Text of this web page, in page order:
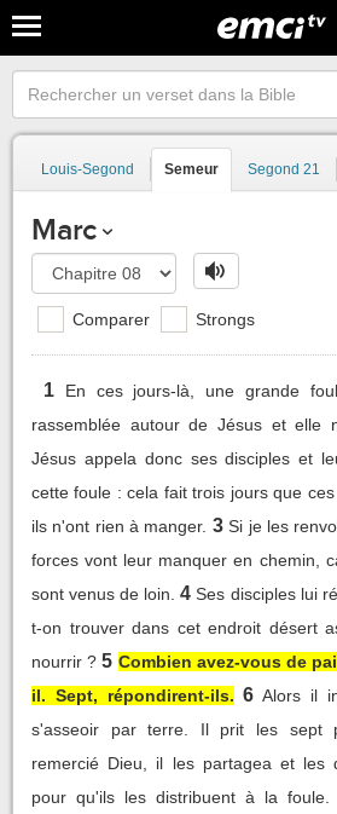
Louis-Segond Semeur Segond 21
Marc
Comparer Strongs
1
En ces jours-là, une grande
rassemblée autour de Jésus et elle
Jésus appela donc ses disciples et
cette foule : cela fait trois jours que
ils n'ont rien à manger. 3 Si je les
forces vont leur manquer en chemin,
sont venus de loin. 4 Ses disciples lui
t-on trouver dans cet endroit désert
nourrir ? 5 Combien avez-vous de
il. Sept, répondirent-ils. 6 Alors il
s'asseoir par terre. Il prit les sept
remercié Dieu, il les partagea et les
pour qu'ils les distribuent à la foule.